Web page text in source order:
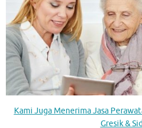
Kami Juga Menerima Jasa
Gresik &